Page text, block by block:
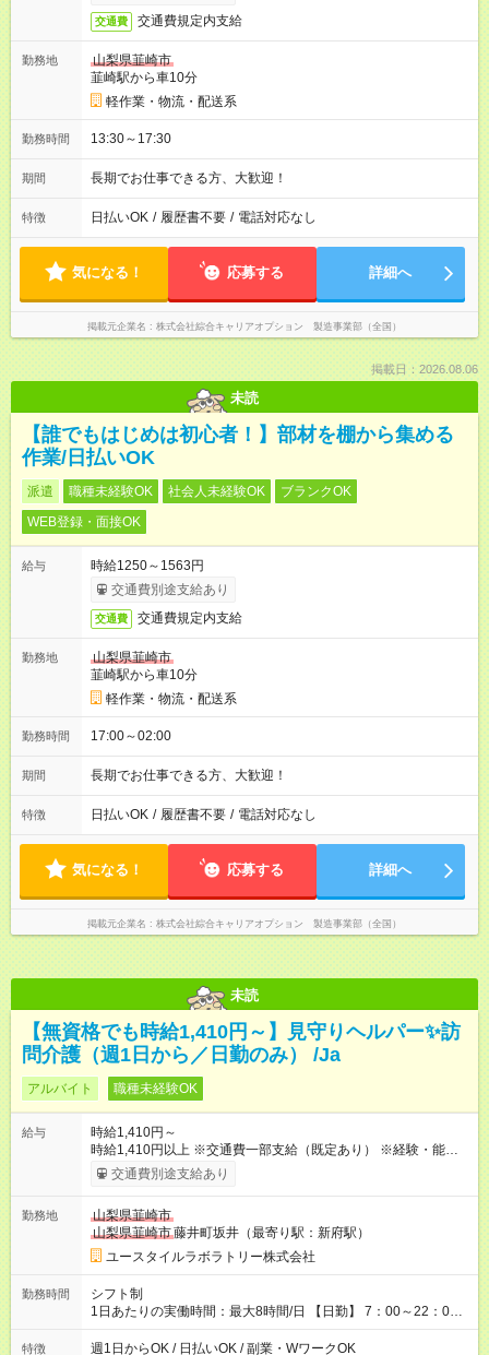
交通費 交通費規定内支給
勤務地
山梨県韮崎市
韮崎駅から車10分
軽作業・物流・配送系
勤務時間 13:30～17:30
期間 長期でお仕事できる方、大歓迎！
特徴 日払いOK / 履歴書不要 / 電話対応なし
気になる！ 応募する 詳細へ
掲載元企業名 株式会社綜合キャリアオプション 製造事業部（全国）
掲載日：2026.08.06
未読
【誰でもはじめは初心者！】部材を棚から集める
作業/日払いOK
派遣 職種未経験OK 社会人未経験OK
ブランクOK
WEB登録・面接OK
給与
時給1250～1563円
交通費別途支給あり
交通費 交通費規定内支給
勤務地
山梨県韮崎市
韮崎駅から車10分
軽作業・物流・配送系
勤務時間 17:00～02:00
期間 長期でお仕事できる方、大歓迎！
特徴 日払いOK / 履歴書不要 / 電話対応なし
気になる！ 応募する 詳細へ
掲載元企業名 株式会社綜合キャリアオプション 製造事業部（全国）
未読
【無資格でも時給1,410円～】見守りヘルパー✨訪
問介護（週1日から／日勤のみ） /Ja
アルバイト 職種未経験OK
給与
時給1,410円～
時給1,410円以上 ※交通費一部支給（既定あり） ※経験・能力を
考慮して決定します 【収入例】 週1回勤務の場合：1,410円×8時
間×4回=4万5,120円 週3回勤務の場合：1,410円×8時間×12回
5,600円 【試用期間】試用期間あり 試用期間の長さ：2ヶ月
※ 雇用形態と給与に、本採用時と異なる部分があります。 雇用
形態：本採用時と同じです。 給与：時給 1,060円以上
交通費別途支給あり
勤務地
山梨県韮崎市
山梨県韮崎市藤井町坂井（最寄り駅：新府駅）
ユースタイルラボラトリー株式会社
勤務時間
シフト制
1日あたりの実働時間：最大8時間/日 【日勤】 7：00～22：00
の間で2～8時間勤務（休憩時間は法定通り） ※週1日～OK ／ 1
日2時間から勤務OK ／ 夜勤なし ＊＊ 勤務時間例 ＊＊ ■7時
特徴 週1日からOK / 日払いOK / 副業・WワークOK